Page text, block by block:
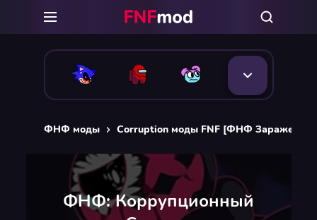
ФНФ моды Сorruption моды FNF [ФНФ Заражение]
ФНФ: Коррупционный